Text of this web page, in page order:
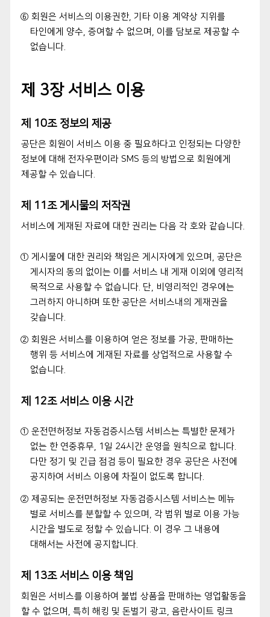
⑥ 회원은 서비스의 이용권한, 기타 이용 계약상 지위를
타인에게 양수, 증여할 수 없으며, 이를 담보로 제공할 수
없습니다.
제 3장 서비스 이용
제 10조 정보의 제공
공단은 회원이 서비스 이용 중 필요하다고 인정되는 다양한
정보에 대해 전자우편이라 SMS 등의 방법으로 회원에게
제공할 수 있습니다.
제 11조 게시물의 저작권
서비스에 게재된 자료에 대한 권리는 다음 각 호와 같습니다.
① 게시물에 대한 권리와 책임은 게시자에게 있으며, 공단은
게시자의 동의 없이는 이를 서비스 내 게재 이외에 영리적
목적으로 사용할 수 없습니다. 단, 비영리적인 경우에는
그러하지 아니하며 또한 공단은 서비스내의 게재권을
갖습니다.
② 회원은 서비스를 이용하여 얻은 정보를 가공, 판매하는
행위 등 서비스에 게재된 자료를 상업적으로 사용할 수
없습니다.
제 12조 서비스 이용 시간
① 운전면허정보 자동검증시스템 서비스는 특별한 문제가
없는 한 연중휴무, 1일 24시간 운영을 원칙으로 합니다.
다만 정기 및 긴급 점검 등이 필요한 경우 공단은 사전에
공지하여 서비스 이용에 차질이 없도록 합니다.
② 제공되는 운전면허정보 자동검증시스템 서비스는 메뉴
별로 서비스를 분할할 수 있으며, 각 범위 별로 이용 가능
시간을 별도로 정할 수 있습니다. 이 경우 그 내용에
대해서는 사전에 공지합니다.
제 13조 서비스 이용 책임
회원은 서비스를 이용하여 불법 상품을 판매하는 영업활동을
할 수 없으며, 특히 해킹 및 돈벌기 광고, 음란사이트 링크